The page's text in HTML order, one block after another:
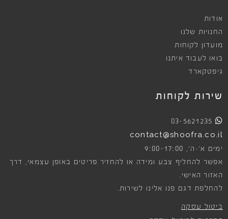
אודות
החנויות שלנו
מועדון לקוחות
בואו לעבוד איתנו
גיפטקארד
שירות לקוחות
03-5621235
contact@shoofra.co.il
ימים א׳-ה׳, 9:00-17:00
אפשר להחליף צבע ומידה או להחזיר פריטים באופן עצמאי, דרך
האזור האישי.
להחלפת דגם פנו אלינו לשירות.
ביטול עסקה